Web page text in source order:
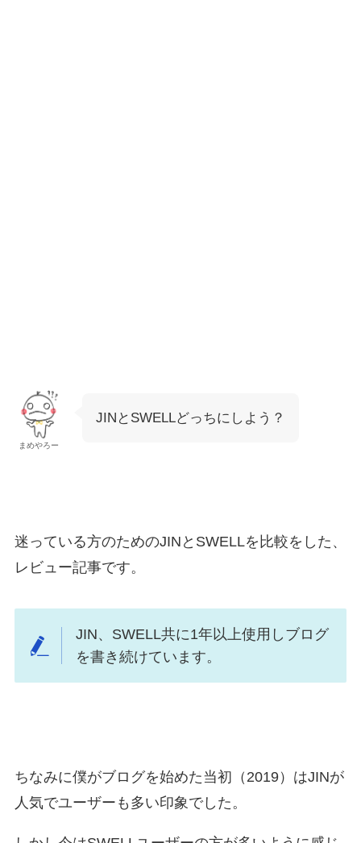
まめやろー
JINとSWELLどっちにしよう？
迷っている方のためのJINとSWELLを比較をした、
レビュー記事です。
JIN、SWELL共に1年以上使用しブログ
を書き続けています。
ちなみに僕がブログを始めた当初（2019）はJINが
人気でユーザーも多い印象でした。